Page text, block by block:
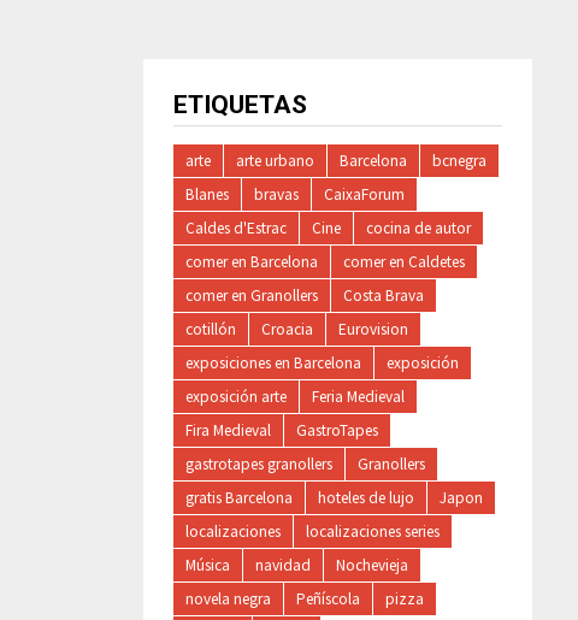
ETIQUETAS
arte arte urbano Barcelona
bcnegra
Blanes
bravas
CaixaForum
Caldes d'Estrac
Cine
cocina de autor
comer en Barcelona
comer en Caldetes
comer en Granollers
Costa Brava
cotillón
Croacia
Eurovision
exposiciones en Barcelona
exposición
exposición arte
Feria Medieval
Fira Medieval
GastroTapes
gastrotapes granollers
Granollers
gratis Barcelona
hoteles de lujo
Japon
localizaciones
localizaciones series
Música
navidad
Nochevieja
novela negra
Peñíscola
pizza